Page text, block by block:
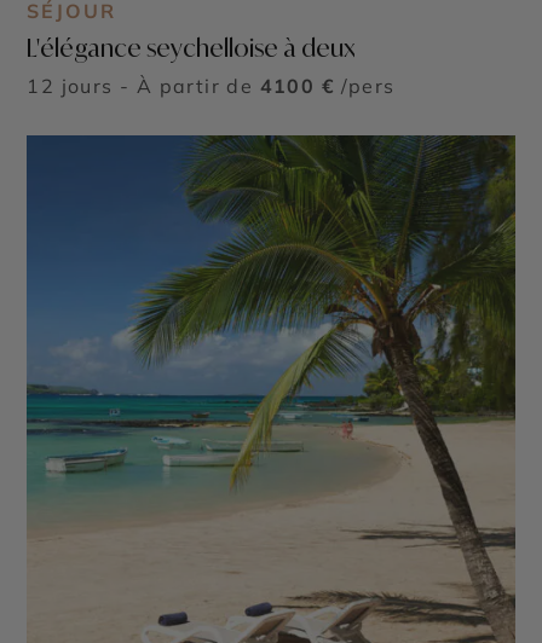
SÉJOUR
L'élégance seychelloise à deux
12 jours - À partir de 4100 € /pers